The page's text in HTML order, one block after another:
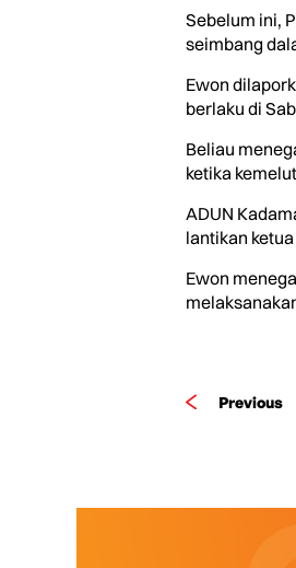
Sebelum ini,
seimbang
Ewon
berlaku di
Beliau
ketika
ADUN
lantikan
Ewon
Previous